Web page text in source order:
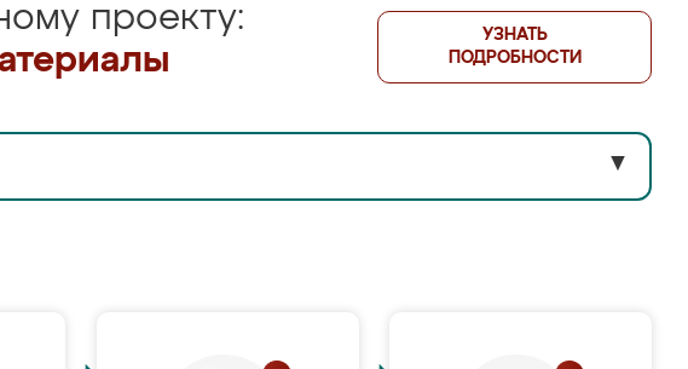
проекту:
УЗНАТЬ
ПОДРОБНОСТИ
▼